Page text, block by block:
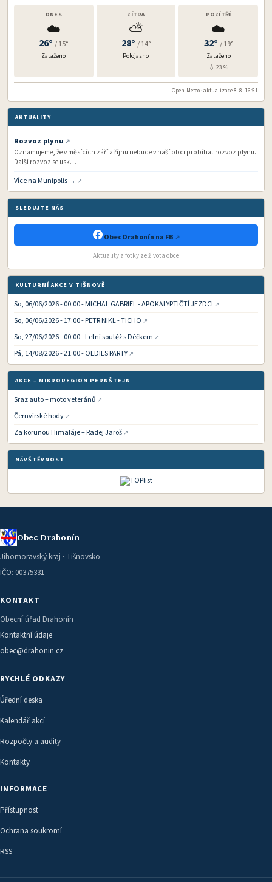
DNES
☁️
26°/ 15°
Zataženo
ZÍTRA
⛅
28° / 14°
Polojasno
POZÍTŘÍ
☁️
32° / 19°
Zataženo
💧 23 %
Open-Meteo · aktualizace 8. 8. 16:51
AKTUALITY
Rozvoz plynu
Oznamujeme, že v měsících září a říjnu nebude v naší obci probíhat rozvoz plynu.
Další rozvoz se usk…
Více na Munipolis →
SLEDUJTE NÁS
Obec Drahonín na FB
Aktuality a fotky ze života obce
KULTURNÍ AKCE V TIŠNOVĚ
So, 06/06/2026 - 00:00 - MICHAL GABRIEL - APOKALYPTIČTÍ JEZDCI
So, 06/06/2026 - 17:00 - PETR NIKL - TICHO
So, 27/06/2026 - 00:00 - Letní soutěž s Déčkem
Pá, 14/08/2026 - 21:00 - OLDIES PARTY
AKCE – MIKROREGION PERNŠTEJN
Sraz auto – moto veteránů
Černvírské hody
Za korunou Himaláje – Radej Jaroš
NÁVŠTĚVNOST
Obec Drahonín
Jihomoravský kraj · Tišnovsko
IČO: 00375331
KONTAKT
Obecní úřad Drahonín
Kontaktní údaje
obec@drahonin.cz
RYCHLÉ ODKAZY
Úřední deska
Kalendář akcí
Rozpočty a audity
Kontakty
INFORMACE
Přístupnost
Ochrana soukromí
RSS